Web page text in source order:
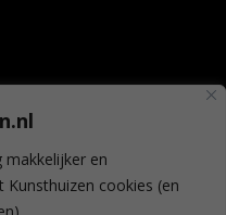
en
cookies (en